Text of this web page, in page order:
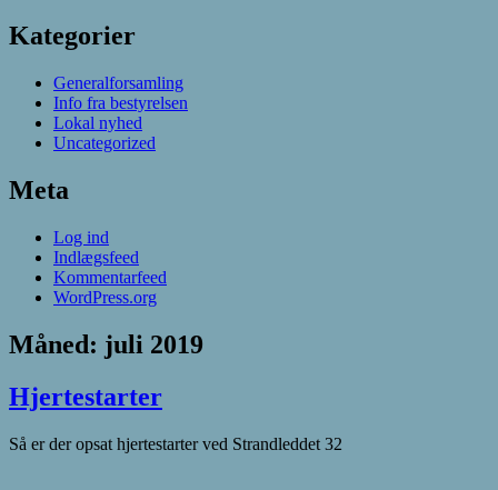
Kategorier
Generalforsamling
Info fra bestyrelsen
Lokal nyhed
Uncategorized
Meta
Log ind
Indlægsfeed
Kommentarfeed
WordPress.org
Måned: juli 2019
Hjertestarter
Så er der opsat hjertestarter ved Strandleddet 32